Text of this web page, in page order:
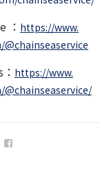
： https://www.
https://www.
@chainseaservice/